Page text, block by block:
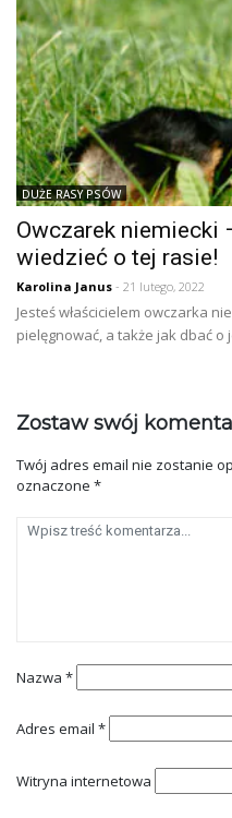
DUŻE RASY PSÓW
Owczarek niemiecki
wiedzieć o tej rasie!
Karolina Janus - 21 lutego, 2022
Jesteś właścicielem owczarka
pielęgnować, a także jak dbać o
Zostaw swój
Twój adres email nie zostanie
oznaczone *
Nazwa *
Adres email *
Witryna internetowa